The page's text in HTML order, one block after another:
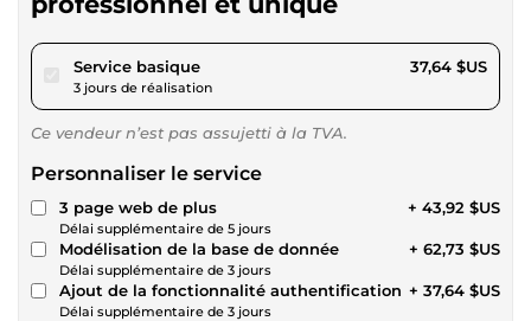
Service basiquepour 34,69 $US
3 jours de réalisation
37,64 $US
Ce vendeur n’est pas assujetti à la TVA.
Personnaliser le service
3 page web de plus
Délai supplémentaire de 5 jours
+ 43,92 $US
Modélisation de la base de donnée
Délai supplémentaire de 3 jours
+ 62,73 $US
Ajout de la fonctionnalité authentification
Délai supplémentaire de 3 jours
+ 37,64 $US